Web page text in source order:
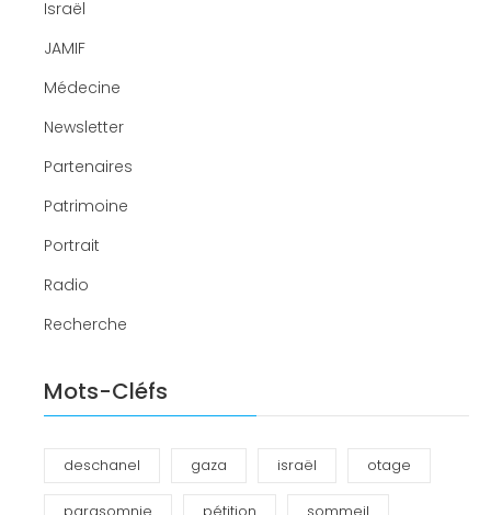
Israël
JAMIF
Médecine
Newsletter
Partenaires
Patrimoine
Portrait
Radio
Recherche
Mots-Cléfs
deschanel gaza israël otage